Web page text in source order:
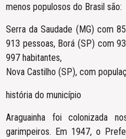
menos populosos do Brasil são:
Serra da Saudade (MG) com
913 pessoas, Borá (SP) com
997 habitantes,
Nova Castilho (SP), com
história do município
Araguainha foi colonizada
garimpeiros. Em 1947, o